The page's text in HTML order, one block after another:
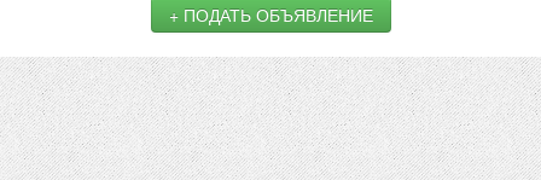
+ ПОДАТЬ ОБЪЯВЛЕНИЕ